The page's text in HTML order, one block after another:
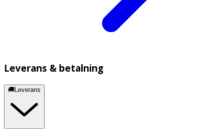
Leverans & betalning
🚚Leverans